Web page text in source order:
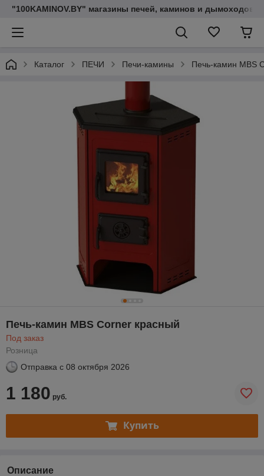
"100KAMINOV.BY" магазины печей, каминов и дымоходов
Каталог ПЕЧИ Печи-камины Печь-камин MBS
Печь-камин MBS Corner красный
Под заказ
Розница
Отправка с 08 октября 2026
1 180 руб.
Купить
Описание